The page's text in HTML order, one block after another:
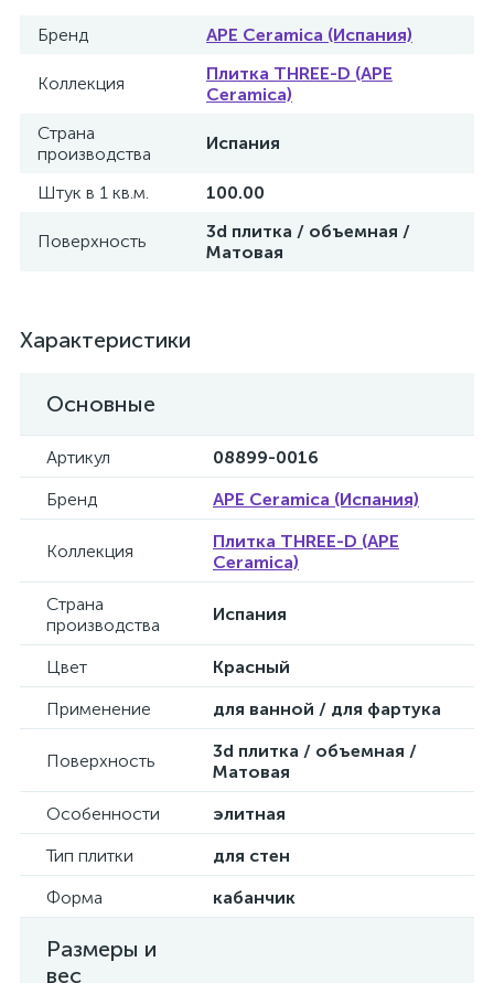
Бренд APE Ceramica (Испания)
Коллекция
Плитка THREE-D (APE
Ceramica)
Страна
производства
Испания
Штук в 1 кв.м. 100.00
Поверхность
3d плитка / объемная /
Матовая
Характеристики
Основные
Артикул
08899-0016
Бренд
APE Ceramica (Испания)
Коллекция
Плитка THREE-D (APE
Ceramica)
Страна
производства
Испания
Цвет
Красный
Применение
для ванной / для фартука
Поверхность
3d плитка / объемная /
Матовая
Особенности
элитная
Тип плитки
для стен
Форма
кабанчик
Размеры и
вес